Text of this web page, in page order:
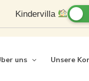
Kindervilla
uns Unsere